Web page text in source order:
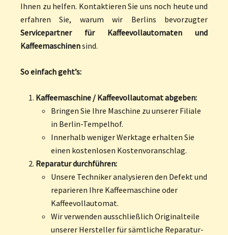
Ihnen zu helfen. Kontaktieren Sie uns noch heute und
erfahren Sie, warum wir Berlins bevorzugter
Servicepartner für Kaffeevollautomaten und
Kaffeemaschinensind.
So einfach geht’s:
Kaffeemaschine / Kaffeevollautomat abgeben:
Bringen Sie Ihre Maschine zu unserer Filiale
in Berlin-Tempelhof.
Innerhalb weniger Werktage erhalten Sie
einen kostenlosen Kostenvoranschlag.
Reparatur durchführen:
Unsere Techniker analysieren den Defekt und
reparieren Ihre Kaffeemaschine oder
Kaffeevollautomat.
Wir verwenden ausschließlich Originalteile
unserer Hersteller für sämtliche Reparatur-